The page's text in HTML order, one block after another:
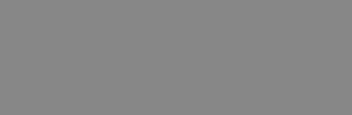
inprimakietan
diseinatuta